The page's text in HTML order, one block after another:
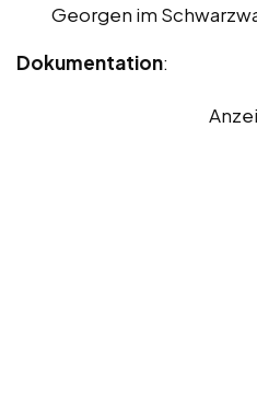
Georgen im
Dokumentation: